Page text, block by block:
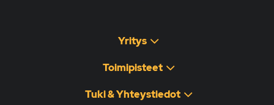
Yritys
Toimipisteet
Tuki & Yhteystiedot